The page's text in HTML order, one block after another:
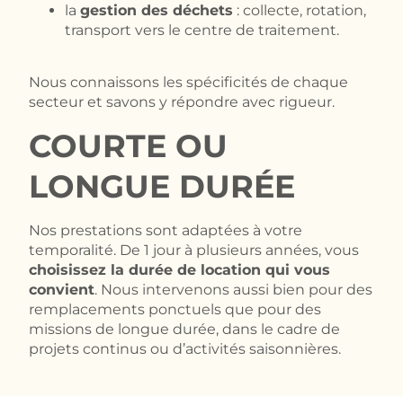
la gestion des déchets : collecte, rotation,
transport vers le centre de traitement.
Nous connaissons les spécificités de chaque
secteur et savons y répondre avec rigueur.
COURTE OU
LONGUE DURÉE
Nos prestations sont adaptées à votre
temporalité. De 1 jour à plusieurs années, vous
choisissez la durée de location qui vous
convient. Nous intervenons aussi bien pour des
remplacements ponctuels que pour des
missions de longue durée, dans le cadre de
projets continus ou d’activités saisonnières.